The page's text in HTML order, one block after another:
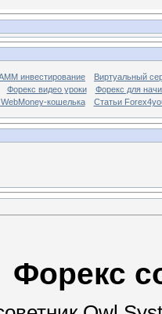
инвестирование
Виртуальный
Форекс видео уроки
Форекс для
WebMoney-кошелька
Статьи
Форекс